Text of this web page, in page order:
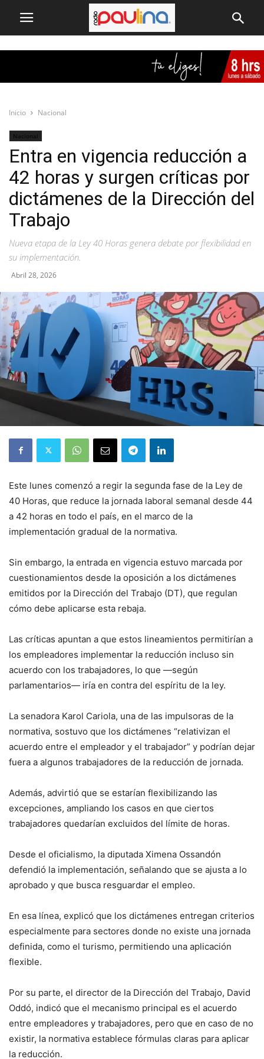
Inicio Nacional
Nacional
Entra en vigencia reducción a
42 horas y surgen críticas por
dictámenes de la Dirección del
Trabajo
Nueva etapa de la Ley 40 Horas genera debate por flexibilidad en
su implementación.
Abril 28, 2026
Este lunes comenzó a regir la segunda fase de la Ley de
40 Horas, que reduce la jornada laboral semanal desde 44
a 42 horas en todo el país, en el marco de la
implementación gradual de la normativa.
Sin embargo, la entrada en vigencia estuvo marcada por
cuestionamientos desde la oposición a los dictámenes
emitidos por la Dirección del Trabajo (DT), que regulan
cómo debe aplicarse esta rebaja.
Las críticas apuntan a que estos lineamientos permitirían a
los empleadores implementar la reducción incluso sin
acuerdo con los trabajadores, lo que —según
parlamentarios— iría en contra del espíritu de la ley.
La senadora Karol Cariola, una de las impulsoras de la
normativa, sostuvo que los dictámenes “relativizan el
acuerdo entre el empleador y el trabajador” y podrían dejar
fuera a algunos trabajadores de la reducción de jornada.
Además, advirtió que se estarían flexibilizando las
excepciones, ampliando los casos en que ciertos
trabajadores quedarían excluidos del límite de horas.
Desde el oficialismo, la diputada Ximena Ossandón
defendió la implementación, señalando que se ajusta a lo
aprobado y que busca resguardar el empleo.
En esa línea, explicó que los dictámenes entregan criterios
especialmente para sectores donde no existe una jornada
definida, como el turismo, permitiendo una aplicación
flexible.
Por su parte, el director de la Dirección del Trabajo, David
Oddó, indicó que el mecanismo principal es el acuerdo
entre empleadores y trabajadores, pero que en caso de no
existir, la normativa establece fórmulas claras para aplicar
la reducción.